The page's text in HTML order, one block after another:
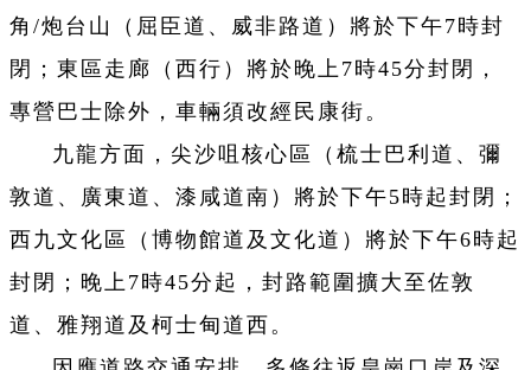
角/炮台山（屈臣道、威非路道）將於下午7時封
閉；東區走廊（西行）將於晚上7時45分封閉，
專營巴士除外，車輛須改經民康街。
九龍方面，尖沙咀核心區（梳士巴利道、彌
敦道、廣東道、漆咸道南）將於下午5時起封閉；
西九文化區（博物館道及文化道）將於下午6時起
封閉；晚上7時45分起，封路範圍擴大至佐敦
道、雅翔道及柯士甸道西。